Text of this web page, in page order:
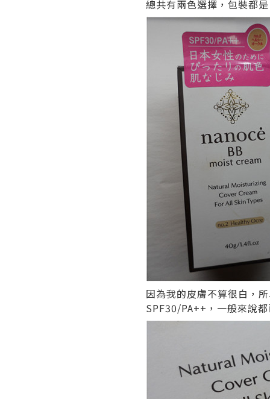
總共有兩色選擇，包裝都
因為我的皮膚不算很白，
SPF30/PA++，一般來說